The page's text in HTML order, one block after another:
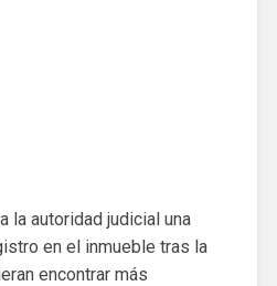
la autoridad judicial una
en el inmueble tras la
encontrar más